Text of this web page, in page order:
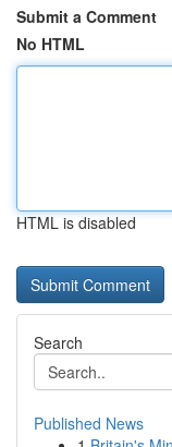
Submit a Comment
No HTML
HTML is disabled
Search
Published News